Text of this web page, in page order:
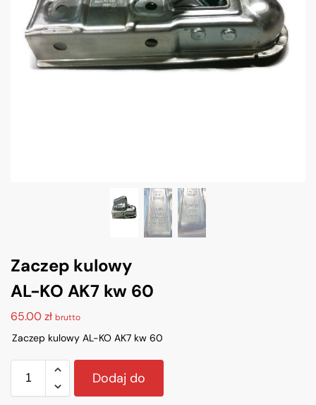
Zaczep kulowy
AL-KO AK7 kw 60
65.00zł brutto
Zaczep kulowy AL-KO AK7 kw 60
Dodaj do